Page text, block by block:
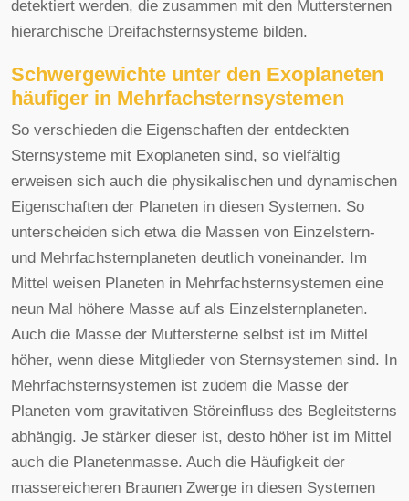
detektiert werden, die zusammen mit den Muttersternen
hierarchische Dreifachsternsysteme bilden.
Schwergewichte unter den Exoplaneten
häufiger in Mehrfachsternsystemen
So verschieden die Eigenschaften der entdeckten
Sternsysteme mit Exoplaneten sind, so vielfältig
erweisen sich auch die physikalischen und dynamischen
Eigenschaften der Planeten in diesen Systemen. So
unterscheiden sich etwa die Massen von Einzelstern-
und Mehrfachsternplaneten deutlich voneinander. Im
Mittel weisen Planeten in Mehrfachsternsystemen eine
neun Mal höhere Masse auf als Einzelsternplaneten.
Auch die Masse der Muttersterne selbst ist im Mittel
höher, wenn diese Mitglieder von Sternsystemen sind. In
Mehrfachsternsystemen ist zudem die Masse der
Planeten vom gravitativen Störeinfluss des Begleitsterns
abhängig. Je stärker dieser ist, desto höher ist im Mittel
auch die Planetenmasse. Auch die Häufigkeit der
massereicheren Braunen Zwerge in diesen Systemen